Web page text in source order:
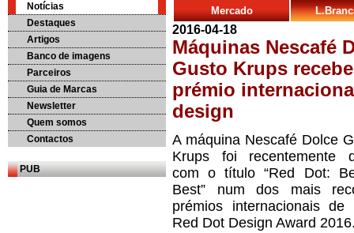
Notícias
Destaques
Artigos
Banco de imagens
Parceiros
Guia de Marcas
Newsletter
Quem somos
Contactos
PUB
Mercado
2016-04-18
Máquinas Nescafé
Gusto Krups
prémio
design
A máquina Nescafé Dolce
Krups foi recentemente
com o título “Red Dot:
Best” num dos mais
prémios internacionais de
Red Dot Design Award